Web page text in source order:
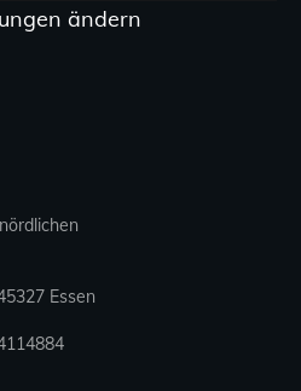
ändern
Essen